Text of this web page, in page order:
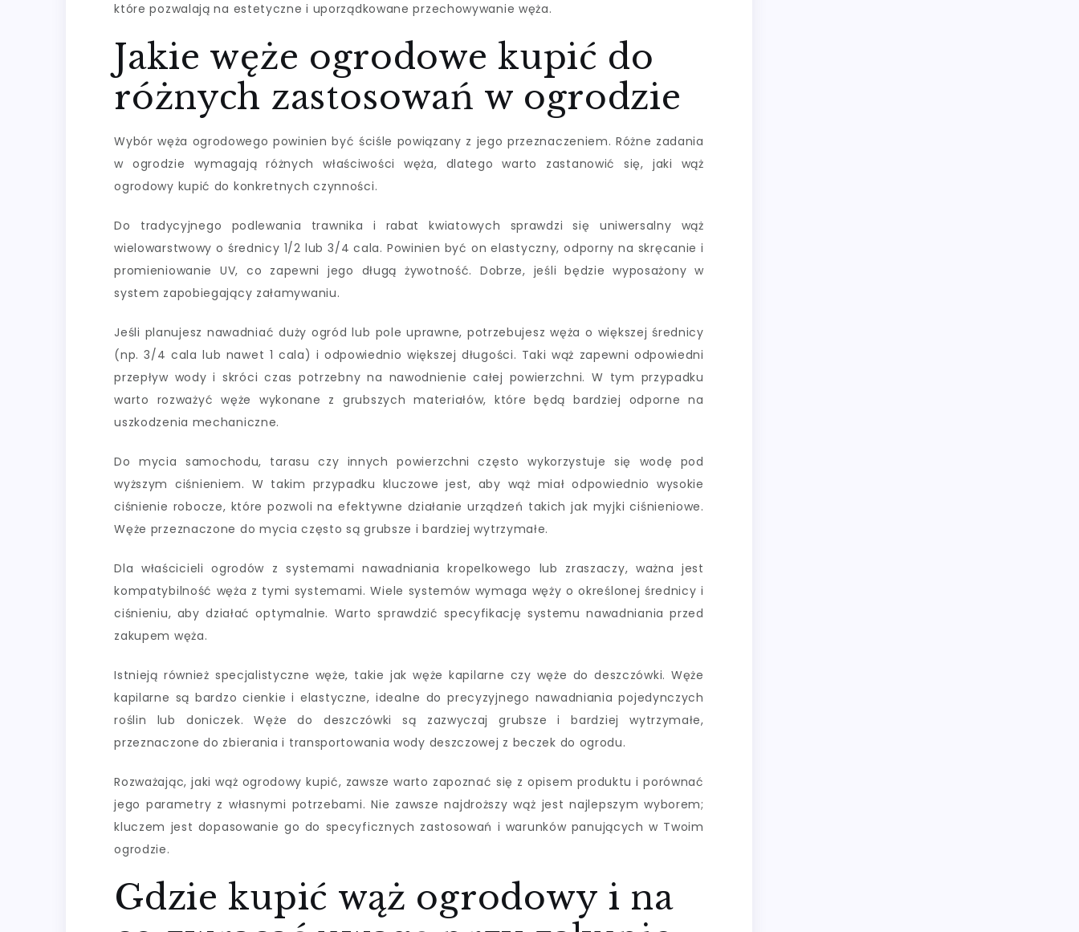
które pozwalają na estetyczne i uporządkowane przechowywanie węża.
Jakie węże ogrodowe kupić do
różnych zastosowań w ogrodzie
Wybór węża ogrodowego powinien być ściśle powiązany z jego przeznaczeniem. Różne zadania
w ogrodzie wymagają różnych właściwości węża, dlatego warto zastanowić się, jaki wąż
ogrodowy kupić do konkretnych czynności.
Do tradycyjnego podlewania trawnika i rabat kwiatowych sprawdzi się uniwersalny wąż
wielowarstwowy o średnicy 1/2 lub 3/4 cala. Powinien być on elastyczny, odporny na skręcanie i
promieniowanie UV, co zapewni jego długą żywotność. Dobrze, jeśli będzie wyposażony w
system zapobiegający załamywaniu.
Jeśli planujesz nawadniać duży ogród lub pole uprawne, potrzebujesz węża o większej średnicy
(np. 3/4 cala lub nawet 1 cala) i odpowiednio większej długości. Taki wąż zapewni odpowiedni
przepływ wody i skróci czas potrzebny na nawodnienie całej powierzchni. W tym przypadku
warto rozważyć węże wykonane z grubszych materiałów, które będą bardziej odporne na
uszkodzenia mechaniczne.
Do mycia samochodu, tarasu czy innych powierzchni często wykorzystuje się wodę pod
wyższym ciśnieniem. W takim przypadku kluczowe jest, aby wąż miał odpowiednio wysokie
ciśnienie robocze, które pozwoli na efektywne działanie urządzeń takich jak myjki ciśnieniowe.
Węże przeznaczone do mycia często są grubsze i bardziej wytrzymałe.
Dla właścicieli ogrodów z systemami nawadniania kropelkowego lub zraszaczy, ważna jest
kompatybilność węża z tymi systemami. Wiele systemów wymaga węży o określonej średnicy i
ciśnieniu, aby działać optymalnie. Warto sprawdzić specyfikację systemu nawadniania przed
zakupem węża.
Istnieją również specjalistyczne węże, takie jak węże kapilarne czy węże do deszczówki. Węże
kapilarne są bardzo cienkie i elastyczne, idealne do precyzyjnego nawadniania pojedynczych
roślin lub doniczek. Węże do deszczówki są zazwyczaj grubsze i bardziej wytrzymałe,
przeznaczone do zbierania i transportowania wody deszczowej z beczek do ogrodu.
Rozważając, jaki wąż ogrodowy kupić, zawsze warto zapoznać się z opisem produktu i porównać
jego parametry z własnymi potrzebami. Nie zawsze najdroższy wąż jest najlepszym wyborem;
kluczem jest dopasowanie go do specyficznych zastosowań i warunków panujących w Twoim
ogrodzie.
Gdzie kupić wąż ogrodowy i na